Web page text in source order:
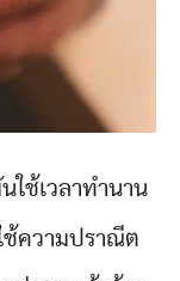
ใช้เวลาทำนาน
ช้ความปราณีต